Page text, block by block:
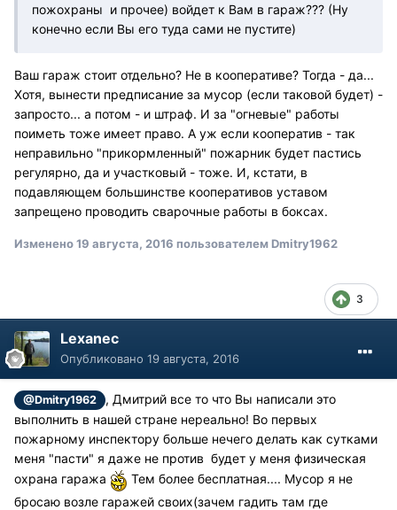
пожохраны и прочее) войдет к Вам в гараж??? (Ну
конечно если Вы его туда сами не пустите)
Ваш гараж стоит отдельно? Не в кооперативе? Тогда - да...
Хотя, вынести предписание за мусор (если таковой будет) -
запросто... а потом - и штраф. И за "огневые" работы
поиметь тоже имеет право. А уж если кооператив - так
неправильно "прикормленный" пожарник будет пастись
регулярно, да и участковый - тоже. И, кстати, в
подавляющем большинстве кооперативов уставом
запрещено проводить сварочные работы в боксах.
Изменено19 августа, 2016 пользователем Dmitry1962
3
Lexanec
Опубликовано 19 августа, 2016
@Dmitry1962
, Дмитрий все то что Вы написали это
выполнить в нашей стране нереально! Во первых
пожарному инспектору больше нечего делать как сутками
меня "пасти" я даже не против будет у меня физическая
охрана гаража
Тем более бесплатная.... Мусор я не
бросаю возле гаражей своих(зачем гадить там где